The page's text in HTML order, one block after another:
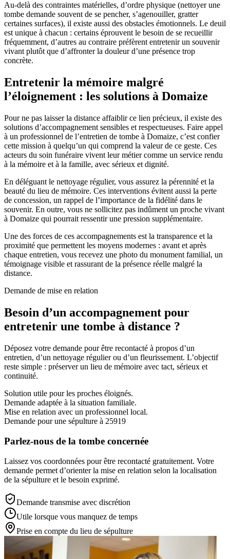
Au-delà des contraintes matérielles, d’ordre physique (nettoyer une
tombe demande souvent de se pencher, s’agenouiller, gratter
certaines surfaces), il existe aussi des obstacles émotionnels. Le deuil
est unique à chacun : certains éprouvent le besoin de se recueillir
fréquemment, d’autres au contraire préfèrent entretenir un souvenir
vivant plutôt que d’affronter la douleur d’une présence trop
concrète.
Entretenir la mémoire malgré
l’éloignement : les solutions à Domaize
Pour ne pas laisser la distance affaiblir ce lien précieux, il existe des
solutions d’accompagnement sensibles et respectueuses. Faire appel
à un professionnel de l’entretien de tombe à Domaize, c’est confier
cette mission à quelqu’un qui comprend la valeur de ce geste. Ces
acteurs du soin funéraire vivent leur métier comme un service rendu
à la mémoire et à la famille, avec sérieux et dignité.
En déléguant le nettoyage régulier, vous assurez la pérennité et la
beauté du lieu de mémoire. Ces interventions évitent aussi la perte
de concession, un rappel de l’importance de la fidélité dans le
souvenir. En outre, vous ne sollicitez pas indûment un proche vivant
à Domaize qui pourrait ressentir une pression supplémentaire.
Une des forces de ces accompagnements est la transparence et la
proximité que permettent les moyens modernes : avant et après
chaque entretien, vous recevez une photo du monument familial, un
témoignage visible et rassurant de la présence réelle malgré la
distance.
Demande de mise en relation
Besoin d’un accompagnement pour
entretenir une tombe à distance ?
Déposez votre demande pour être recontacté à propos d’un
entretien, d’un nettoyage régulier ou d’un fleurissement. L’objectif
reste simple : préserver un lieu de mémoire avec tact, sérieux et
continuité.
Solution utile pour les proches éloignés.
Demande adaptée à la situation familiale.
Mise en relation avec un professionnel local.
Demande pour une sépulture à 25919
Parlez-nous de la tombe concernée
Laissez vos coordonnées pour être recontacté gratuitement. Votre
demande permet d’orienter la mise en relation selon la localisation
de la sépulture et le besoin exprimé.
Demande transmise avec discrétion
Utile lorsque vous manquez de temps
Prise en compte du lieu de sépulture